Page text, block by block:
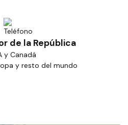
de la República
y Canadá
y resto del mundo